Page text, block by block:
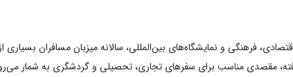
فرهنگی و نمایشگاه‌های بین‌المللی، سالانه میزبان مسافران بسیاری
مقصدی مناسب برای سفرهای تجاری، تحصیلی و گردشگری به شمار